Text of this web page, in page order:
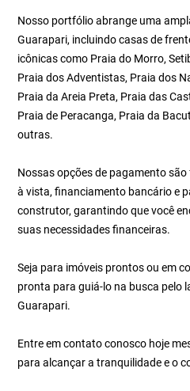
Nosso portfólio abrange uma
Guarapari, incluindo casas de
icônicas como Praia do Morro,
Praia dos Adventistas, Praia dos
Praia da Areia Preta, Praia das
Praia de Peracanga, Praia da
outras.
Nossas opções de pagamento
à vista, financiamento bancário e
construtor, garantindo que você
suas necessidades financeiras.
Seja para imóveis prontos ou em
pronta para guiá-lo na busca pelo
Guarapari.
Entre em contato conosco hoje
para alcançar a tranquilidade e o